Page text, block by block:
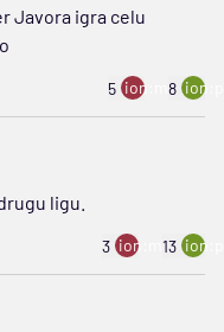
Javora igra celu
5 ion:minus
8
ligu.
3 ion:minus
13